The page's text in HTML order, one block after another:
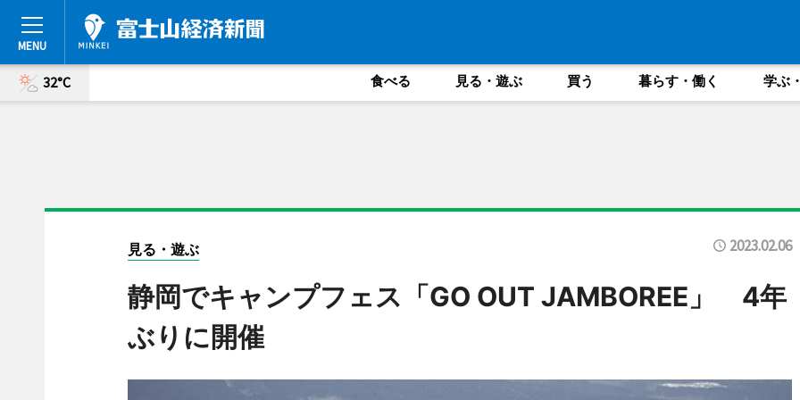
32°C 食べる 見る・遊ぶ 買う 暮らす・働く 学ぶ
見る・遊ぶ 2023.02.06
静岡でキャンプフェス「GO OUT JAMBOREE」 4年
ぶりに開催